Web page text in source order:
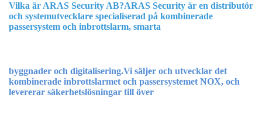
Vilka är ARAS Security AB?ARAS Security är en distributör
och systemutvecklare specialiserad på kombinerade
passersystem och inbrottslarm, smarta
byggnader och digitalisering.Vi säljer och utvecklar det
kombinerade inbrottslarmet och passersystemet NOX, och
levererar säkerhetslösningar till över